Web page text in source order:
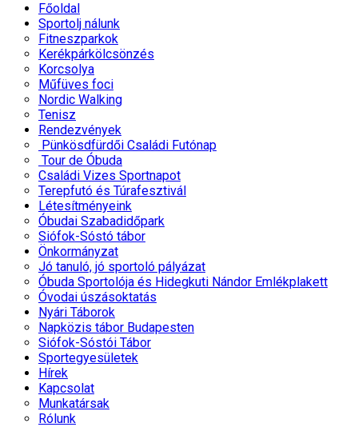
Főoldal
Sportolj nálunk
Fitneszparkok
Kerékpárkölcsönzés
Korcsolya
Műfüves foci
Nordic Walking
Tenisz
Rendezvények
Pünkösdfürdői Családi Futónap
Tour de Óbuda
Családi Vizes Sportnapot
Terepfutó és Túrafesztivál
Létesítményeink
Óbudai Szabadidőpark
Siófok-Sóstó tábor
Önkormányzat
Jó tanuló, jó sportoló pályázat
Óbuda Sportolója és Hidegkuti Nándor Emlékplakett
Óvodai úszásoktatás
Nyári Táborok
Napközis tábor Budapesten
Siófok-Sóstói Tábor
Sportegyesületek
Hírek
Kapcsolat
Munkatársak
Rólunk